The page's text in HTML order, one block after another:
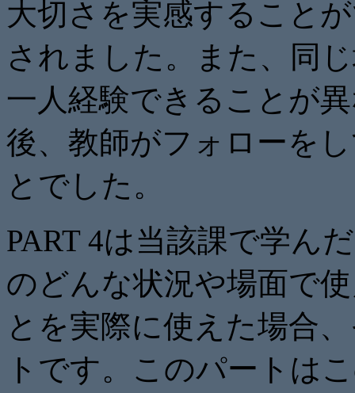
大切さを実感すること
されました。また、同
一人経験できることが
後、教師がフォローを
とでした。
PART 4は当該課で学ん
のどんな状況や場面で
とを実際に使えた場合
トです。このパートは